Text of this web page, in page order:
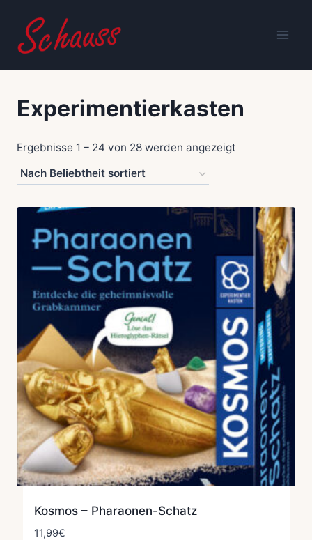
Inhalt
springen
Experimentierkasten
Ergebnisse 1 – 24 von 28 werden angezeigt
Kosmos – Pharaonen-Schatz
11,99€